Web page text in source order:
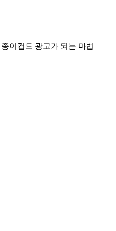
종이컵도 광고가 되는 마법